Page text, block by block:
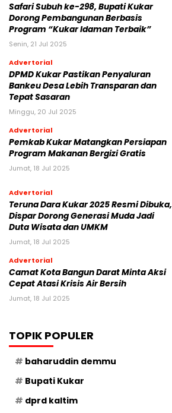
Safari Subuh ke-298, Bupati Kukar
Dorong Pembangunan Berbasis
Program “Kukar Idaman Terbaik”
Senin, 21 Jul 2025
Advertorial
DPMD Kukar Pastikan Penyaluran
Bankeu Desa Lebih Transparan dan
Tepat Sasaran
Minggu, 20 Jul 2025
Advertorial
Pemkab Kukar Matangkan Persiapan
Program Makanan Bergizi Gratis
Jumat, 18 Jul 2025
Advertorial
Teruna Dara Kukar 2025 Resmi Dibuka,
Dispar Dorong Generasi Muda Jadi
Duta Wisata dan UMKM
Jumat, 18 Jul 2025
Advertorial
Camat Kota Bangun Darat Minta Aksi
Cepat Atasi Krisis Air Bersih
Jumat, 18 Jul 2025
TOPIK POPULER
baharuddin demmu
Bupati Kukar
dprd kaltim